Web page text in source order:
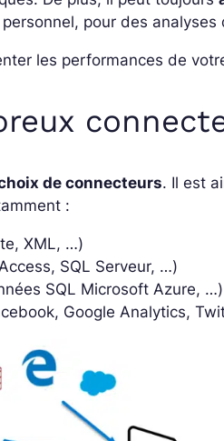
pour des
les performances de
de connecteurs. Il est
:
XML, …)
SQL Serveur, …)
SQL Microsoft Azure, …)
Google Analytics,